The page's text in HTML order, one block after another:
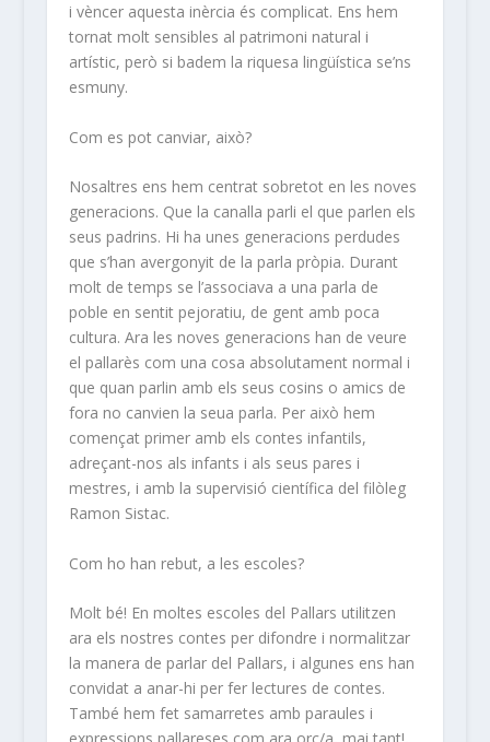
i vèncer aquesta inèrcia és complicat. Ens hem
tornat molt sensibles al patrimoni natural i
artístic, però si badem la riquesa lingüística se’ns
esmuny.
Com es pot canviar, això?
Nosaltres ens hem centrat sobretot en les noves
generacions. Que la canalla parli el que parlen els
seus padrins. Hi ha unes generacions perdudes
que s’han avergonyit de la parla pròpia. Durant
molt de temps se l’associava a una parla de
poble en sentit pejoratiu, de gent amb poca
cultura. Ara les noves generacions han de veure
el pallarès com una cosa absolutament normal i
que quan parlin amb els seus cosins o amics de
fora no canvien la seua parla. Per això hem
començat primer amb els contes infantils,
adreçant-nos als infants i als seus pares i
mestres, i amb la supervisió científica del filòleg
Ramon Sistac.
Com ho han rebut, a les escoles?
Molt bé! En moltes escoles del Pallars utilitzen
ara els nostres contes per difondre i normalitzar
la manera de parlar del Pallars, i algunes ens han
convidat a anar-hi per fer lectures de contes.
També hem fet samarretes amb paraules i